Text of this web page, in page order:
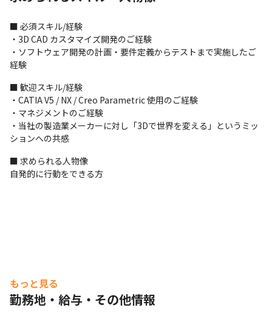
XVL に変換する機能の開発を担当するグループです。入社当初の
主な業務は別途記載した通りです。その後、ご経験やキャッチア
ップ度合いも含めてグループ運営、プロジェクト管理(XVL
Kernel、XVLConverter、新XVLフォーマット開発)、製品開発管
いくポジションを担うことを期待しています。
主な業務
・CAD to XVL の変換仕様策定
・協力会社との変換仕様調整
・受入テスト基準の策定、実施
・内製 Converter 開発
■ 必須スキル/経験
・3D CAD カスタマイズ開発のご経験
・ソフトウェア開発の計画・要件定義からテストまで実施したご
経験
■ 歓迎スキル/経験
・CATIA V5 / NX / Creo Parametric 使用のご経験
・マネジメントのご経験
・当社の製造業メーカーに対し「3Dで世界を変える」というミッ
ションへの共感
■ 求められる人物像
自発的に行動をできる方
もっと見る
勤務地・給与・その他情報